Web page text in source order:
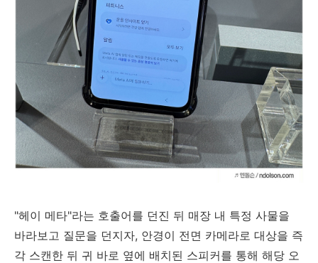
"헤이 메타"라는 호출어를 던진 뒤 매장 내 특정 사물을
바라보고 질문을 던지자, 안경이 전면 카메라로 대상을 즉
각 스캔한 뒤 귀 바로 옆에 배치된 스피커를 통해 해당 오